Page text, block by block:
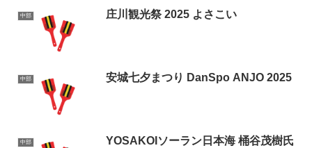
中部 庄川観光祭 2025 よさこい
中部 安城七夕まつり DanSpo ANJO 2025
中部
YOSAKOIソーラン日本海 桶谷茂樹氏